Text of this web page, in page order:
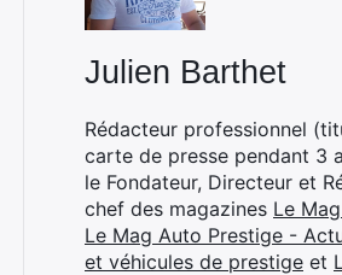
Julien Barthet
Rédacteur professionnel
carte de presse pendant 3
le Fondateur, Directeur et
chef des magazines Le
Le Mag Auto Prestige -
et véhicules de prestige et